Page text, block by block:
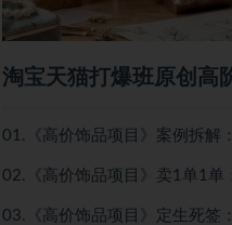
淘宝天猫打爆班原创高
01.《高价饰品项目》案例拆解
02.《高价饰品项目》卖1单1单
03.《高价饰品项目》定生死签